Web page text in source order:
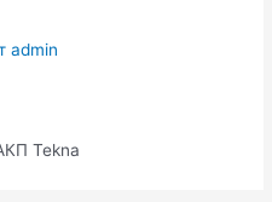
admin
Tekna